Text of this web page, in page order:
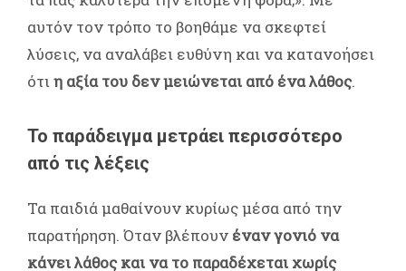
αυτόν τον τρόπο το βοηθάμε να σκεφτεί
λύσεις, να αναλάβει ευθύνη και να κατανοήσει
ότιη αξία του δεν μειώνεται από ένα λάθος.
Το παράδειγμα μετράει περισσότερο
από τις λέξεις
Τα παιδιά μαθαίνουν κυρίως μέσα από την
παρατήρηση. Όταν βλέπουν έναν γονιό να
κάνει λάθος και να το παραδέχεται χωρίς